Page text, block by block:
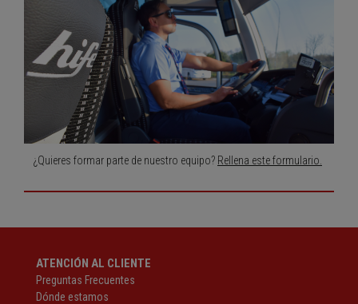
¿Quieres formar parte de nuestro equipo? Rellena este formulario.
ATENCIÓN AL CLIENTE
Preguntas Frecuentes
Dónde estamos